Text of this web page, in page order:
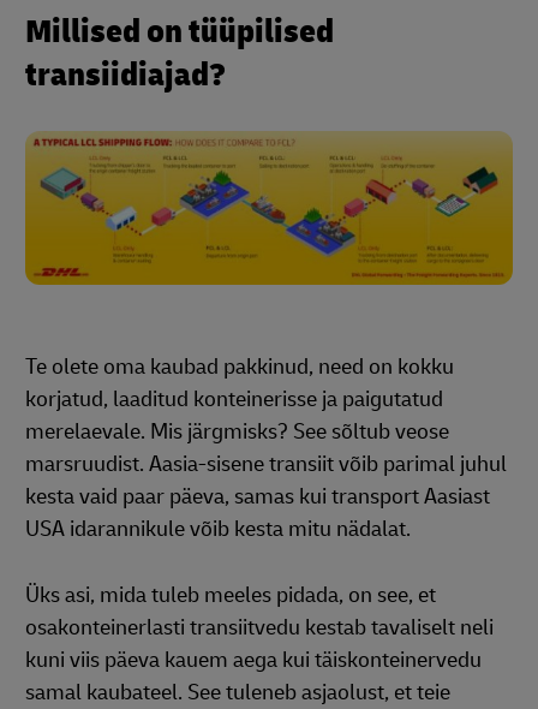
Millised on tüüpilised
transiidiajad?
Te olete oma kaubad pakkinud, need on kokku
korjatud, laaditud konteinerisse ja paigutatud
merelaevale. Mis järgmisks? See sõltub veose
marsruudist. Aasia-sisene transiit võib parimal juhul
kesta vaid paar päeva, samas kui transport Aasiast
USA idarannikule võib kesta mitu nädalat.
Üks asi, mida tuleb meeles pidada, on see, et
osakonteinerlasti transiitvedu kestab tavaliselt neli
kuni viis päeva kauem aega kui täiskonteinervedu
samal kaubateel. See tuleneb asjaolust, et teie